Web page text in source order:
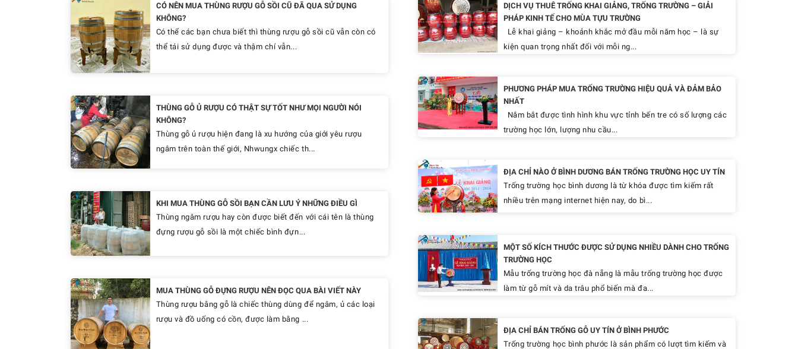
CÓ NÊN MUA THÙNG RƯỢU GỖ SỒI CŨ ĐÃ QUA SỬ DỤNG
KHÔNG?
Có thể các bạn chưa biết thì thùng rượu gỗ sồi cũ vẫn còn có
thể tái sử dụng được và thậm chí vẫn...
THÙNG GỖ Ủ RƯỢU CÓ THẬT SỰ TỐT NHƯ MỌI NGƯỜI NÓI
KHÔNG?
Thùng gỗ ủ rượu hiện đang là xu hướng của giới yêu rượu
ngâm trên toàn thế giới, Nhwungx chiếc th...
KHI MUA THÙNG GỖ SỒI BẠN CẦN LƯU Ý NHỮNG ĐIỀU GÌ
Thùng ngâm rượu hay còn được biết đến với cái tên là thùng
đựng rượu gỗ sồi là một chiếc bình đựn...
MUA THÙNG GỖ ĐỰNG RƯỢU NÊN ĐỌC QUA BÀI VIẾT NÀY
Thùng rượu bằng gỗ là chiếc thùng dùng để ngâm, ủ các loại
rượu và đồ uống có cồn, được làm bằng ...
DỊCH VỤ THUÊ TRỐNG KHAI GIẢNG, TRỐNG TRƯỜNG – GIẢI
PHÁP KINH TẾ CHO MÙA TỰU TRƯỜNG
Lễ khai giảng – khoảnh khắc mở đầu mỗi năm học – là sự
kiện quan trọng nhất đối với mỗi ng...
PHƯƠNG PHÁP MUA TRỐNG TRƯỜNG HIỆU QUẢ VÀ ĐẢM BẢO
NHẤT
Nắm bắt được tình hình khu vực tỉnh bến tre có số lượng các
trường học lớn, lượng nhu cầu...
ĐỊA CHỈ NÀO Ở BÌNH DƯƠNG BÁN TRỐNG TRƯỜNG HỌC UY TÍN
Trống trường học bình dương là từ khóa được tìm kiếm rất
nhiều trên mạng internet hiện nay, do bì...
MỘT SỐ KÍCH THƯỚC ĐƯỢC SỬ DỤNG NHIỀU DÀNH CHO TRỐNG
TRƯỜNG HỌC
Mẫu trống trường học đà nẵng là mẫu trống trường học được
làm từ gỗ mít và da trâu phổ biến mà đa...
ĐỊA CHỈ BÁN TRỐNG GỖ UY TÍN Ở BÌNH PHƯỚC
Trống trường học bình phước là sản phẩm có lượt tìm kiếm và